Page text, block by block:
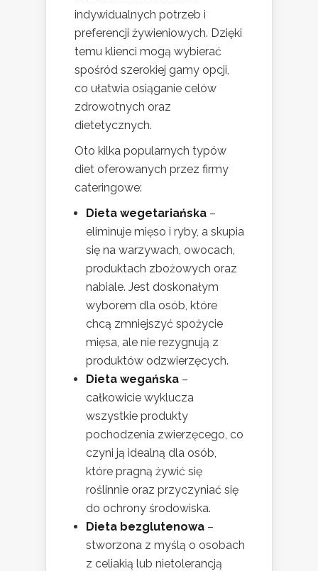
indywidualnych potrzeb i
preferencji żywieniowych. Dzięki
temu klienci mogą wybierać
spośród szerokiej gamy opcji,
co ułatwia osiąganie celów
zdrowotnych oraz
dietetycznych.
Oto kilka popularnych typów
diet oferowanych przez firmy
cateringowe:
Dieta wegetariańska –
eliminuje mięso i ryby, a skupia
się na warzywach, owocach,
produktach zbożowych oraz
nabiale. Jest doskonałym
wyborem dla osób, które
chcą zmniejszyć spożycie
mięsa, ale nie rezygnują z
produktów odzwierzęcych.
Dieta wegańska –
całkowicie wyklucza
wszystkie produkty
pochodzenia zwierzęcego, co
czyni ją idealną dla osób,
które pragną żywić się
roślinnie oraz przyczyniać się
do ochrony środowiska.
Dieta bezglutenowa –
stworzona z myślą o osobach
z celiakią lub nietolerancją